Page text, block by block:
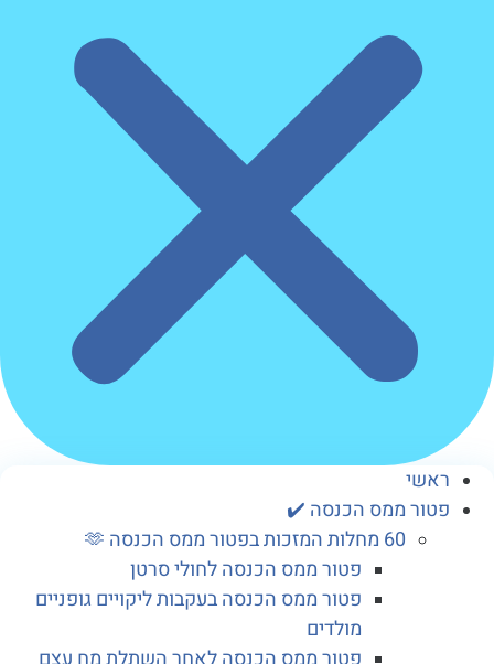
ממס הכנסה ✔️
פטור ממס הכנסה לחולי סרטן
פטור ממס הכנסה בעקבות ליקויים גופניים